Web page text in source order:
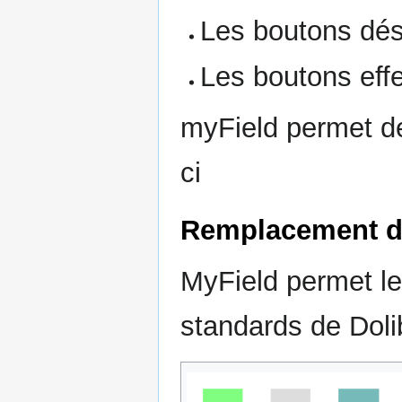
Les boutons
Les boutons
myField permet
ci
Remplacement
MyField permet
standards de